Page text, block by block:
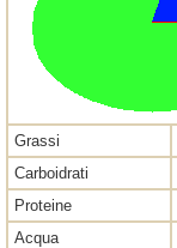
Grassi
Carboidrati
Proteine
Acqua